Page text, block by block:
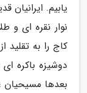
یابیم.
نوار نقره ای و
کاج را به تقلید
دوشیزه باکره
بعدها مسیحیان